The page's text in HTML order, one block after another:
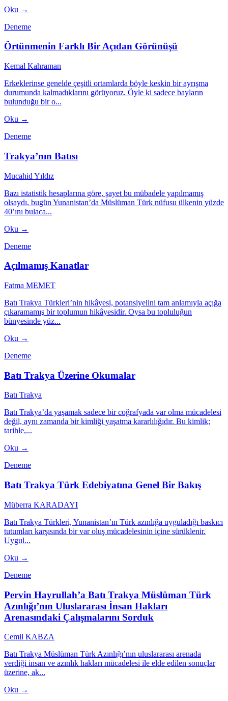
Oku →
Deneme
Örtünmenin Farklı Bir Açıdan Görünüşü
Kemal Kahraman
Erkeklerinse genelde çeşitli ortamlarda böyle keskin bir ayrışma
durumunda kalmadıklarını görüyoruz. Öyle ki sadece bayların
bulunduğu bir o...
Oku →
Deneme
Trakya’nın Batısı
Mucahid Yıldız
Bazı istatistik hesaplarına göre, şayet bu mübadele yapılmamış
olsaydı, bugün Yunanistan’da Müslüman Türk nüfusu ülkenin yüzde
40’ını bulaca...
Oku →
Deneme
Açılmamış Kanatlar
Fatma MEMET
Batı Trakya Türkleri’nin hikâyesi, potansiyelini tam anlamıyla açığa
çıkaramamış bir toplumun hikâyesidir. Oysa bu topluluğun
bünyesinde yüz...
Oku →
Deneme
Batı Trakya Üzerine Okumalar
Batı Trakya
Batı Trakya’da yaşamak sadece bir coğrafyada var olma mücadelesi
değil, aynı zamanda bir kimliği yaşatma kararlılığıdır. Bu kimlik;
tarihle,...
Oku →
Deneme
Batı Trakya Türk Edebiyatına Genel Bir Bakış
Müberra KARADAYI
Batı Trakya Türkleri, Yunanistan’ın Türk azınlığa uyguladığı baskıcı
tutumları karşısında bir var oluş mücadelesinin içine sürüklenir.
Uygul...
Oku →
Deneme
Pervin Hayrullah’a Batı Trakya Müslüman Türk
Azınlığı’nın Uluslararası İnsan Hakları
Arenasındaki Çalışmalarını Sorduk
Cemil KABZA
Batı Trakya Müslüman Türk Azınlığı’nın uluslararası arenada
verdiği insan ve azınlık hakları mücadelesi ile elde edilen sonuçlar
üzerine, ak...
Oku →